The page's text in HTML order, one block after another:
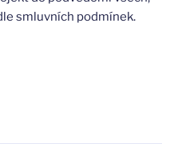
smluvních podmínek.